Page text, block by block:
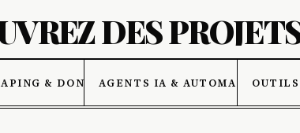
DES
& DONNÉESAGENTS IA & AUTOMATISATION